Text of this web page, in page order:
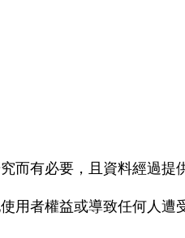
有必要，且資料經過提
用者權益或導致任何人